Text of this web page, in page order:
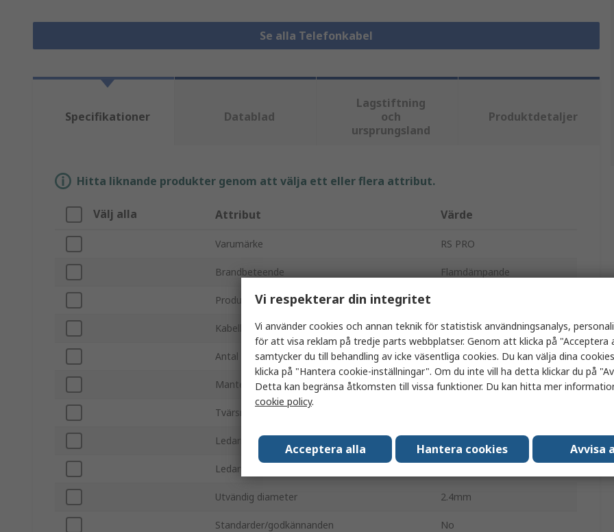
Se alla Telefonkabel
Specifikationer Datablad
Lagstiftning
och
ursprungsland
Produktdetaljer
Hitta liknande produkter genom att välja ett eller flera attribut.
Välj alla Attribut Värde
Varumärke RS PRO
Brandbeteende Flamdämpande
Produkttyp
Kabellängd 50m
Antal kärnor 6
Mantelmaterial Polyvinylklorid
Tvärsnittsarea
Ledarmaterial
Ledartyp
Utvändig diameter 2.4mm
Standarder/godkännanden No
Vi respekterar din integritet
Vi använder cookies och annan teknik för statistisk användningsanalys,
för att visa reklam på tredje parts webbplatser. Genom att klicka på "Acceptera
samtycker du till behandling av icke väsentliga cookies. Du kan välja dina
klicka på "Hantera cookie-inställningar". Om du inte vill ha detta klickar du på
Detta kan begränsa åtkomsten till vissa funktioner. Du kan hitta mer
cookie policy.
Acceptera alla Hantera cookies Avvisa